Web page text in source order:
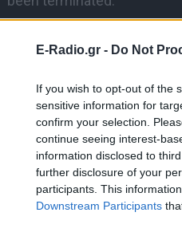
E-Radio.gr - Do Not
If you wish to opt-out of the
sensitive information for
confirm your selection.
continue seeing interest-
information disclosed to
further disclosure of your
participants. This
Downstream Participants
στη δική μας τηλεόραση,
η μία από τις δύο κυρίες
για τον